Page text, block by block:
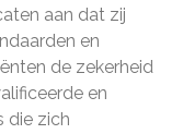
aan dat zij
en
de zekerheid
en
die zich